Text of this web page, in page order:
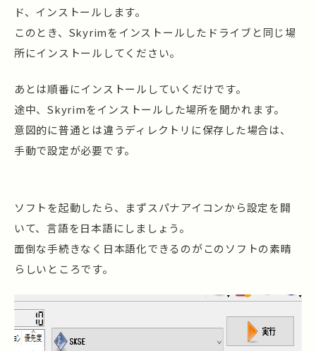
ド、インストールします。
このとき、Skyrimをインストールしたドライブと同じ場
所にインストールしてください。
あとは順番にインストールしていくだけです。
途中、Skyrimをインストールした場所を聞かれます。
意図的に普通とは違うディレクトリに保存した場合は、
手動で設定が必要です。
ソフトを起動したら、まずスパナアイコンから設定を開
いて、言語を日本語にしましょう。
面倒な手続きなく日本語化できるのがこのソフトの素晴
らしいところです。